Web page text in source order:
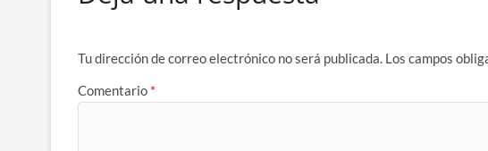
Tu dirección de correo electrónico no será publicada. Los campos
Comentario *